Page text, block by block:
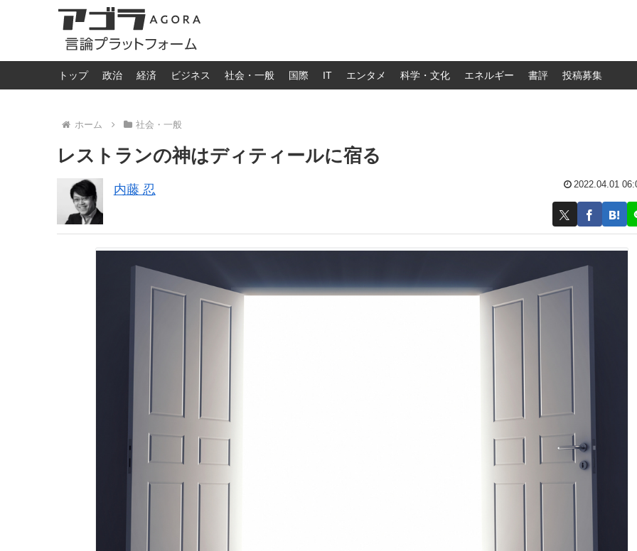
トップ 政治 経済 ビジネス 社会・一般 国際 IT エンタメ 科学・文化 エネルギー 書評 投稿募集
ホーム 社会・一般
レストランの神はディティールに宿る
内藤 忍 2022.04.01